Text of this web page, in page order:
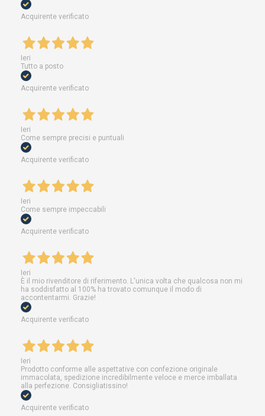
Acquirente verificato
Ieri
Tutto a posto
Acquirente verificato
Ieri
Come sempre precisi e puntuali
Acquirente verificato
Ieri
Come sempre impeccabili
Acquirente verificato
Ieri
È il mio rivenditore di riferimento. L'unica volta che qualcosa non mi
ha soddisfatto al 100% ha trovato comunque il modo di
accontentarmi. Grazie!
Acquirente verificato
Ieri
Prodotto conforme alle aspettative con confezione originale
immacolata, spedizione incredibilmente veloce e merce imballata
alla perfezione. Consigliatissino!
Acquirente verificato